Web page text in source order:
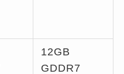
12GB
GDDR7